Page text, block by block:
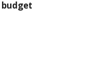
budget